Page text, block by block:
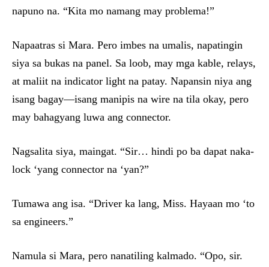
napuno na. “Kita mo namang may problema!”
Napaatras si Mara. Pero imbes na umalis, napatingin
siya sa bukas na panel. Sa loob, may mga kable, relays,
at maliit na indicator light na patay. Napansin niya ang
isang bagay—isang manipis na wire na tila okay, pero
may bahagyang luwa ang connector.
Nagsalita siya, maingat. “Sir… hindi po ba dapat naka-
lock ‘yang connector na ‘yan?”
Tumawa ang isa. “Driver ka lang, Miss. Hayaan mo ‘to
sa engineers.”
Namula si Mara, pero nanatiling kalmado. “Opo, sir.